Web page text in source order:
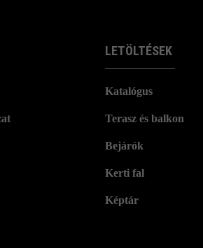
LETÖLTÉSEK
Katalógus
Terasz és balkon
Bejárók
Kerti fal
Képtár